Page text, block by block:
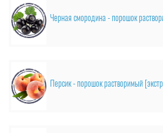
Персик - порошок растворимый